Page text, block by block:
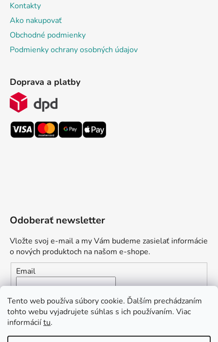
Tento web používa súbory cookie. Ďalším prechádzaním
tohto webu vyjadrujete súhlas s ich používaním. Viac
informáciítu.
Kontakty
Ako nakupovať
Obchodné podmienky
Podmienky ochrany osobných údajov
Doprava a platby
Odoberať newsletter
Vložte svoj e-mail a my Vám budeme zasielať informácie
o nových produktoch na našom e-shope.
Email
Vložením e-mailu súhlasíte s
podmienkami ochrany
osobných údajov